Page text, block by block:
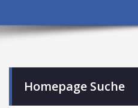
Homepage Suche